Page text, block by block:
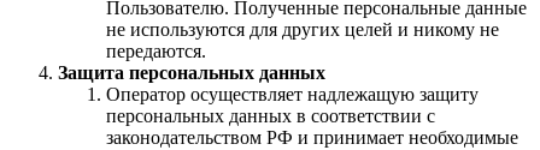
Пользователю. Полученные персональные данные
не используются для других целей и никому не
передаются.
Защита персональных данных
Оператор осуществляет надлежащую защиту
персональных данных в соответствии с
законодательством РФ и принимает необходимые